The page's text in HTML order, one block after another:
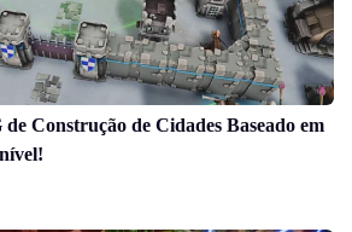
Construção de Cidades Baseado em